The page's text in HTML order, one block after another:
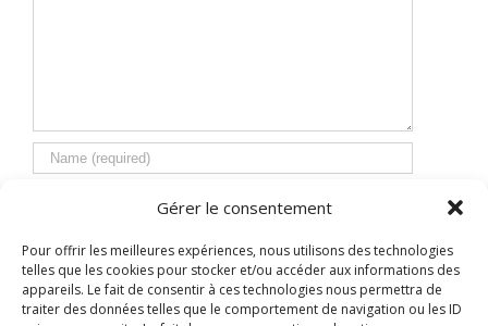
Gérer le consentement
Pour offrir les meilleures expériences, nous utilisons des technologies
telles que les cookies pour stocker et/ou accéder aux informations des
appareils. Le fait de consentir à ces technologies nous permettra de
traiter des données telles que le comportement de navigation ou les ID